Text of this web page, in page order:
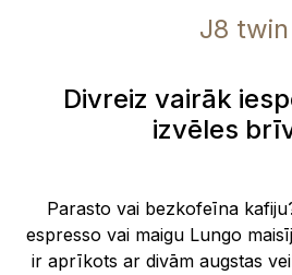
J8 twin
Divreiz vairāk
izvēles
Parasto vai bezkofeīna
espresso vai maigu Lungo
ir aprīkots ar divām augstas